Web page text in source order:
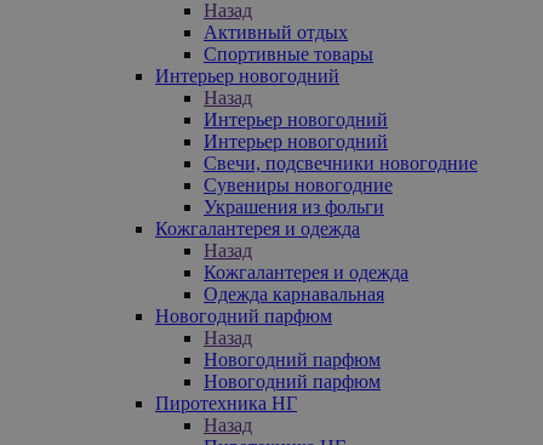
Назад
Активный отдых
Спортивные товары
Интерьер новогодний
Назад
Интерьер новогодний
Интерьер новогодний
Свечи, подсвечники новогодние
Сувениры новогодние
Украшения из фольги
Кожгалантерея и одежда
Назад
Кожгалантерея и одежда
Одежда карнавальная
Новогодний парфюм
Назад
Новогодний парфюм
Новогодний парфюм
Пиротехника НГ
Назад